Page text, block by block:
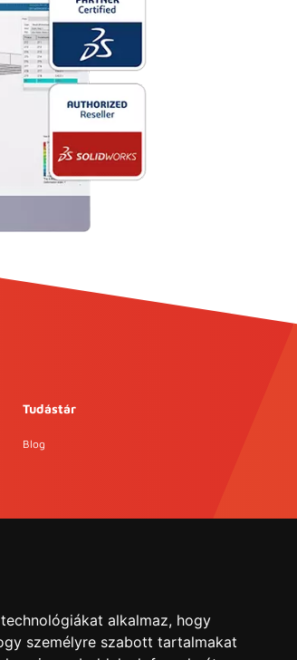
alkalmaz, hogy
személyre szabott tartalmakat
Tudástár
Blog